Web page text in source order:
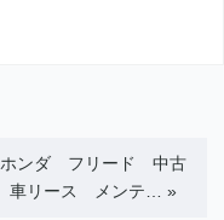
ホンダ フリード 中古
車リース メンテ… »